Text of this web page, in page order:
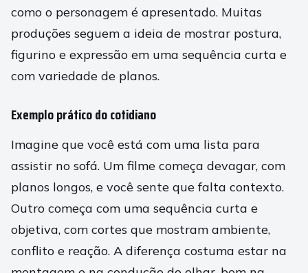
como o personagem é apresentado. Muitas
produções seguem a ideia de mostrar postura,
figurino e expressão em uma sequência curta e
com variedade de planos.
Exemplo prático do cotidiano
Imagine que você está com uma lista para
assistir no sofá. Um filme começa devagar, com
planos longos, e você sente que falta contexto.
Outro começa com uma sequência curta e
objetiva, com cortes que mostram ambiente,
conflito e reação. A diferença costuma estar na